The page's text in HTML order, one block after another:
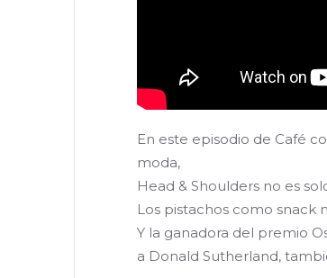
En este episodio de Café
moda,
Head & Shoulders no es
Los pistachos como snack
Y la ganadora del premio
a Donald Sutherland,